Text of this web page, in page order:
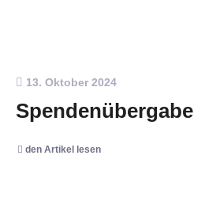
13. Oktober 2024
Spendenübergabe
den Artikel lesen